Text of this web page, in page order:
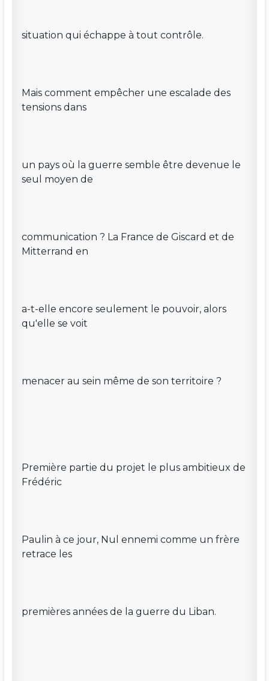
situation qui échappe à tout contrôle.
Mais comment empêcher une escalade des
tensions dans
un pays où la guerre semble être devenue le
seul moyen de
communication ? La France de Giscard et de
Mitterrand en
a-t-elle encore seulement le pouvoir, alors
qu'elle se voit
menacer au sein même de son territoire ?
Première partie du projet le plus ambitieux de
Frédéric
Paulin à ce jour, Nul ennemi comme un frère
retrace les
premières années de la guerre du Liban.